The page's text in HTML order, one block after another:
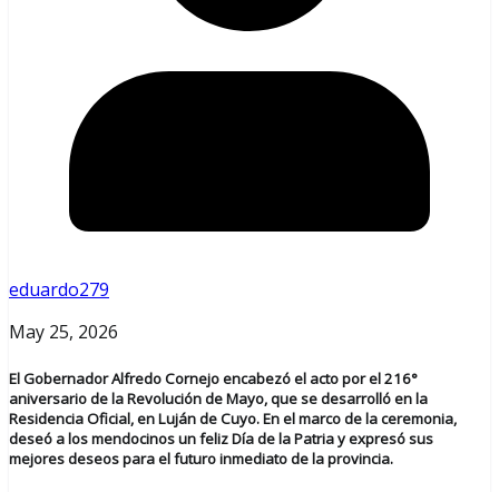
eduardo279
May 25, 2026
El Gobernador Alfredo Cornejo encabezó el acto por el 216°
aniversario de la Revolución de Mayo, que se desarrolló en la
Residencia Oficial, en Luján de Cuyo. En el marco de la ceremonia,
deseó a los mendocinos un feliz Día de la Patria y expresó sus
mejores deseos para el futuro inmediato de la provincia.